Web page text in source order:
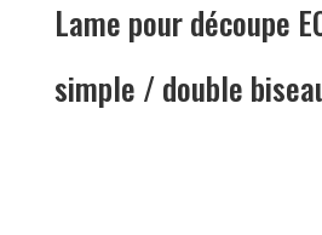
Lame pour découpe
simple / double